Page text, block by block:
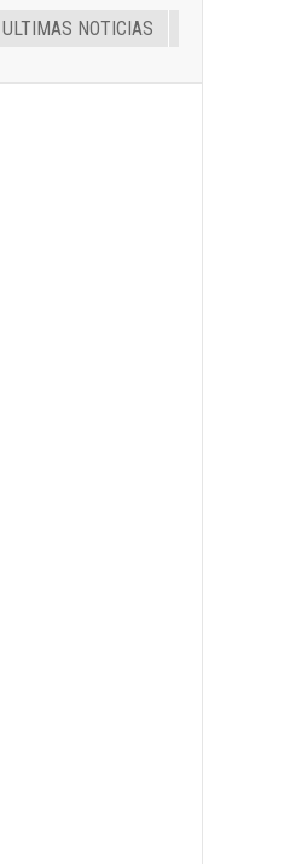
ULTIMAS NOTICIAS